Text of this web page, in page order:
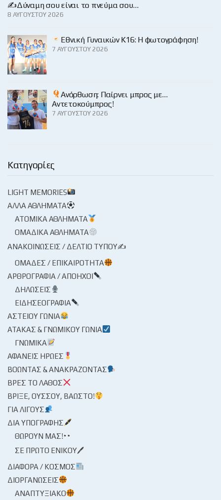
✍️Δύναμη σου είναι το πνεύμα σου…
8 ΑΥΓΟΎΣΤΟΥ 2026
Εθνική Γυναικών Κ16: Η φωτογράφηση!
7 ΑΥΓΟΎΣΤΟΥ 2026
Ανόρθωση: Παίρνει μπρος με…
Αντετοκούμπρος!
7 ΑΥΓΟΎΣΤΟΥ 2026
Κατηγορίες
LIGHT MEMORIES
ΆΛΛΑ ΑΘΛΉΜΑΤΑ
ΑΤΟΜΙΚΆ ΑΘΛΉΜΑΤΑ
ΟΜΑΔΙΚΆ ΑΘΛΉΜΑΤΑ
ΑΝΑΚΟΙΝΏΣΕΙΣ / ΔΕΛΤΊΟ ΤΎΠΟΥ✍
ΟΜΆΔΕΣ / ΕΠΙΚΑΙΡΌΤΗΤΑ
ΑΡΘΡΟΓΡΑΦΊΑ / ΑΠΌΗΧΟΙ
ΔΗΛΏΣΕΙΣ
ΕΙΔΗΣΕΟΓΡΑΦΊΑ
ΑΣΤΕΊΟΥ ΓΩΝΊΑ
ΑΤΆΚΑΣ & ΓΝΩΜΙΚΟΎ ΓΩΝΊΑ
ΓΝΩΜΙΚΆ
ΑΦΑΝΕΊΣ ΉΡΩΕΣ
ΒΟΏΝΤΑΣ & ΑΝΑΚΡΆΖΟΝΤΑΣ
ΒΡΕΣ ΤΟ ΛΆΘΟΣ
ΒΡΊΞΕ, ΟΎΣΣΟΥ, ΒΆΩΣΤΟ!
ΓΙΑ ΛΊΓΟΥΣ
ΔΙΑ ΥΠΟΓΡΑΦΉΣ
ΘΩΡΟΎΝ ΜΑΣ!
ΣΕ ΠΡΏΤΟ ΕΝΙΚΟΎ🖊
ΔΙΆΦΟΡΑ / ΚΌΣΜΟΣ
ΔΙΟΡΓΑΝΏΣΕΙΣ
ΑΝΑΠΤΥΞΙΑΚΌ